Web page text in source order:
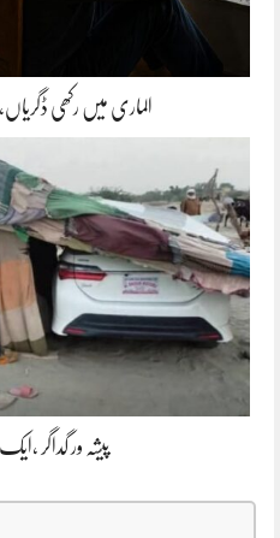
الماری میں رکھی
پیشہ ور گداگر